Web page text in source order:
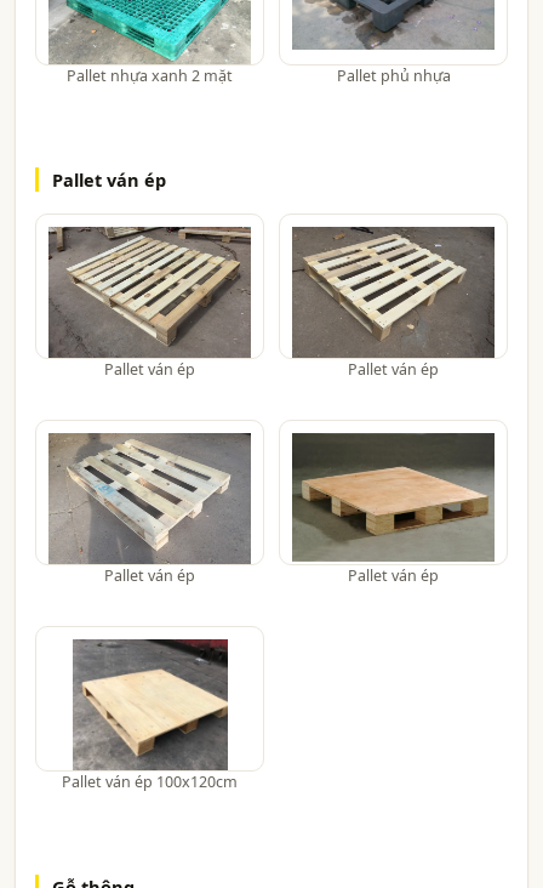
Pallet nhựa xanh 2 mặt Pallet phủ nhựa
Pallet ván ép
Pallet ván ép Pallet ván ép
Pallet ván ép Pallet ván ép
Pallet ván ép 100x120cm